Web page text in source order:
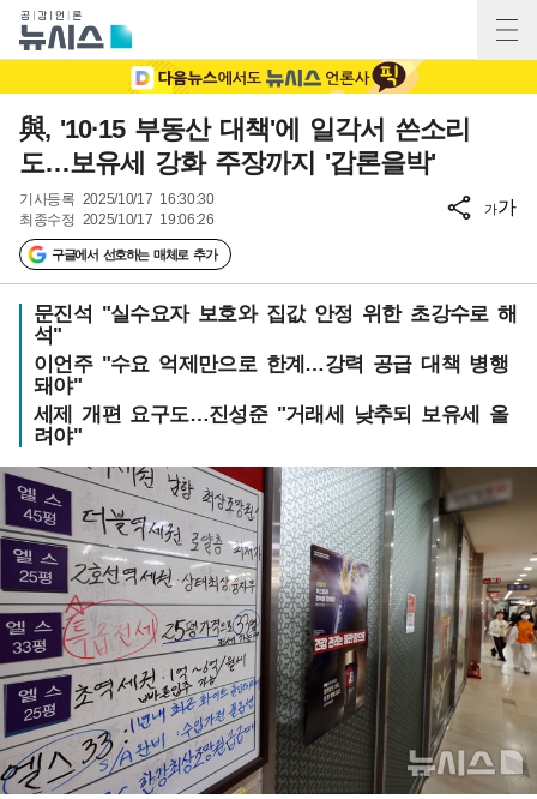
與, '10·15 부동산 대책'에 일각서 쓴소리
도…보유세 강화 주장까지 '갑론을박'
기사등록 2025/10/17 16:30:30
최종수정 2025/10/17 19:06:26
구글에서 선호하는 매체로 추가
가가
문진석 "실수요자 보호와 집값 안정 위한 초강수로 해
석"
이언주 "수요 억제만으로 한계…강력 공급 대책 병행
돼야"
세제 개편 요구도…진성준 "거래세 낮추되 보유세 올
려야"